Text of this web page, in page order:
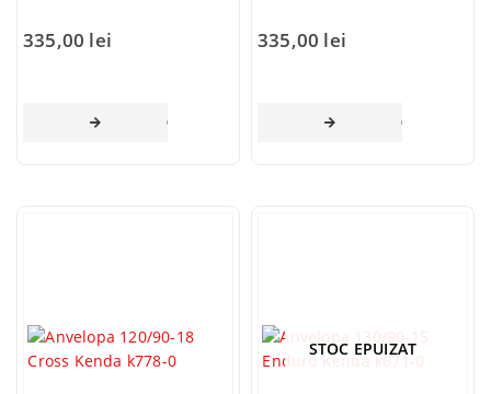
335,00 lei
CITEȘTE MAI MULT
335,00 lei
CITEȘTE MAI
STOC EPUIZAT